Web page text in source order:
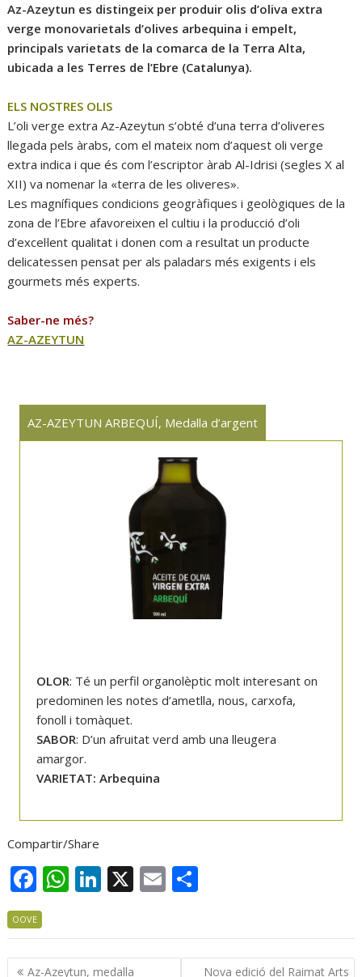
Az-Azeytun es distingeix per produir olis d’oliva extra
verge monovarietals d’olives arbequina i empelt,
principals varietats de la comarca de la Terra Alta,
ubicada a les Terres de l’Ebre (Catalunya).
ELS NOSTRES OLIS
L’oli verge extra Az-Azeytun s’obté d’una terra d’oliveres
llegada pels àrabs, com el mateix nom d’aquest oli verge
extra indica i que és com l’escriptor àrab Al-Idrisi (segles X al
XII) va nomenar la «terra de les oliveres».
Les magnífiques condicions geogràfiques i geològiques de la
zona de l’Ebre afavoreixen el cultiu i la producció d’oli
d’excel·lent qualitat i donen com a resultat un producte
delicatessen pensat per als paladars més exigents i els
gourmets més experts.
Saber-ne més?
AZ-AZEYTUN
AZ-AZEYTUN ARBEQUÍ, Medalla d’argent
OLOR: Té un perfil organolèptic molt interesant on
predominen les notes d’ametlla, nous, carxofa,
fonoll i tomàquet.
SABOR: D’un afruitat verd amb una lleugera
amargor.
VARIETAT: Arbequina
Compartir/Share
F
ac
e
b
W
at
s
Li
k
e
X E
ai
l
m
p
OOVE
Navegació
Az-Azeytun, medalla Nova edició del Raimat Arts